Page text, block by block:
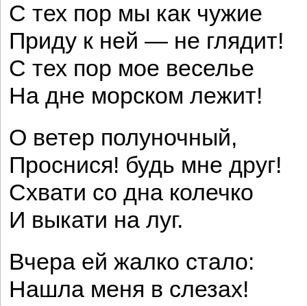
С тех пор мы как чужие
Приду к ней — не глядит!
С тех пор мое веселье
На дне морском лежит!
О ветер полуночный,
Проснися! будь мне друг!
Схвати со дна колечко
И выкати на луг.
Вчера ей жалко стало:
Нашла меня в слезах!